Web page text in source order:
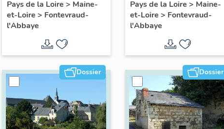
Boucherie de
l'abbaye de
Fontevraud,
actuellement
maison, 24, rue
Saint-Mainbœuf,
Fontevraud-l'Abbaye
Pays de la Loire > Maine-
et-Loire > Fontevraud-
l'Abbaye
à vent, actuellement
maison, 10 chemin
des Moulins,
Fontevraud-l'Abbaye
Pays de la Loire > Maine-
et-Loire > Fontevraud-
l'Abbaye
Dossier Dossier